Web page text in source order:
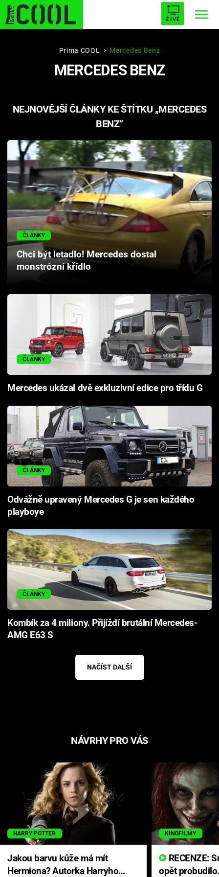
ŽIVĚ
STARHOUSE BUFFY, PŘEMOŽITELKA UPÍRŮ
PLNEJ KOTEL AVENGERS 5
Filmy
Seriály
Hry
Cool Esport
Pořady
Sledujte prima+
Přihlášení
Prima COOL Mercedes Benz
MERCEDES BENZ
NEJNOVĚJŠÍ ČLÁNKY KE ŠTÍTKU „MERCEDES
BENZ“
ČLÁNKY
Chci být letadlo! Mercedes dostal
monstrózní křídlo
ČLÁNKY
Mercedes ukázal dvě exkluzivní edice pro třídu G
ČLÁNKY
Odvážně upravený Mercedes G je sen každého
playboye
ČLÁNKY
Kombík za 4 miliony. Přijíždí brutální Mercedes-
AMG E63 S
NAČÍST DALŠÍ
NÁVRHY PRO VÁS
HARRY POTTER
Jakou barvu kůže má mít
Hermiona? Autorka Harryho
KINOFILMY
opět